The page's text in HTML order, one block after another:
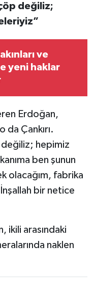
değiliz;
ve
yeni haklar
Erdoğan,
Çankırı.
değiliz; hepimiz
ben şunun
olacağım, fabrika
bir netice
ikili arasındaki
naklen